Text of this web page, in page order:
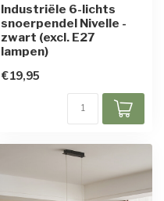
Industriële 6-lichts
snoerpendel Nivelle -
zwart (excl. E27
lampen)
€19,95